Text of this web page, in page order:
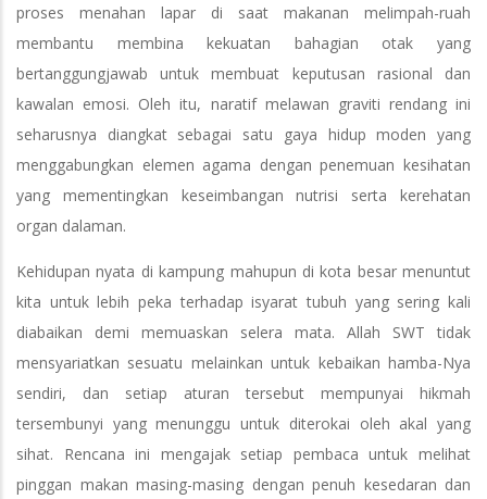
proses menahan lapar di saat makanan melimpah-ruah
membantu membina kekuatan bahagian otak yang
bertanggungjawab untuk membuat keputusan rasional dan
kawalan emosi. Oleh itu, naratif melawan graviti rendang ini
seharusnya diangkat sebagai satu gaya hidup moden yang
menggabungkan elemen agama dengan penemuan kesihatan
yang mementingkan keseimbangan nutrisi serta kerehatan
organ dalaman.
Kehidupan nyata di kampung mahupun di kota besar menuntut
kita untuk lebih peka terhadap isyarat tubuh yang sering kali
diabaikan demi memuaskan selera mata. Allah SWT tidak
mensyariatkan sesuatu melainkan untuk kebaikan hamba-Nya
sendiri, dan setiap aturan tersebut mempunyai hikmah
tersembunyi yang menunggu untuk diterokai oleh akal yang
sihat. Rencana ini mengajak setiap pembaca untuk melihat
pinggan makan masing-masing dengan penuh kesedaran dan